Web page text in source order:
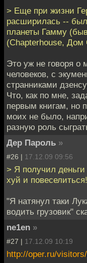
> Еще при жизни
расширилась --
планеты Гамму
(Chapterhouse, Дом
Это уж не говоря о
человеков, с
странниками
Что, как по мне,
первым книгам, но
моих не было,
разную роль
Дер Пароль »
#26 | 17.12.09 09:56
> Я получил
хуй и
"Я натянул таки
водить грузовик"
ne1en »
#27 | 17.12.09 10:19
http://oper.ru/